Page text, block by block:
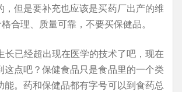
，但是要补充也应该是买药厂出产的维
合理、质量可靠，不要买保健品。
长已经超出现在医学的技术了吧，现在
这点吧？保健食品只是食品里的一个类
能。药和保健品都有字号可以到食药总